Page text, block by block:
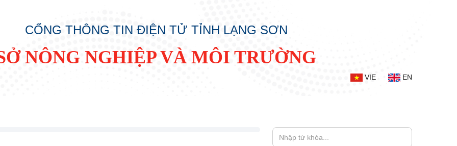
CỔNG THÔNG TIN ĐIỆN TỬ TỈNH LẠNG SƠN
NÔNG NGHIỆP VÀ MÔI TRƯỜNG
VIE EN